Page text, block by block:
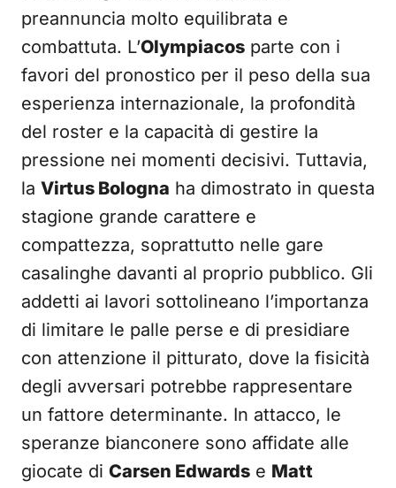
preannuncia molto equilibrata e
combattuta. L’Olympiacos parte con i
favori del pronostico per il peso della sua
esperienza internazionale, la profondità
del roster e la capacità di gestire la
pressione nei momenti decisivi. Tuttavia,
la Virtus Bologna ha dimostrato in questa
stagione grande carattere e
compattezza, soprattutto nelle gare
casalinghe davanti al proprio pubblico. Gli
addetti ai lavori sottolineano l’importanza
di limitare le palle perse e di presidiare
con attenzione il pitturato, dove la fisicità
degli avversari potrebbe rappresentare
un fattore determinante. In attacco, le
speranze bianconere sono affidate alle
giocate di Carsen Edwards e Matt